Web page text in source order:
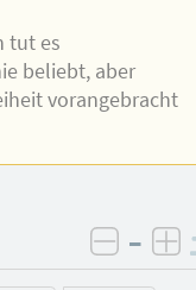
tut es
beliebt, aber
vorangebracht
–